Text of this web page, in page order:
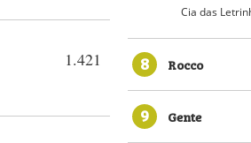
1.421
Cia das
8 Rocco
9 Gente